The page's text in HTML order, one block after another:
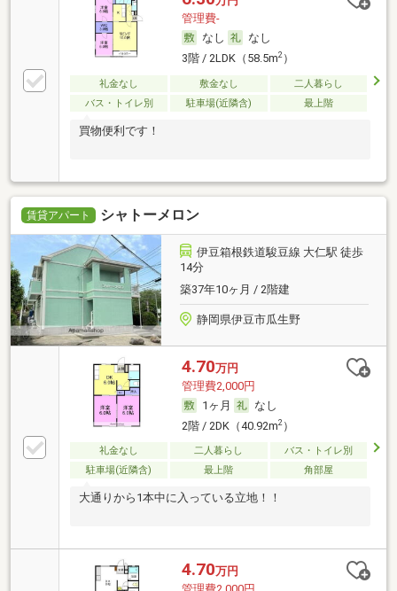
管理費-
なし
なし
3階 / 2LDK（58.5m2）
礼金なし 敷金なし
二人暮らし
バス・トイレ別
駐車場(近隣含) 最上階
買物便利です！
賃貸アパート シャトーメロン
伊豆箱根鉄道駿豆線 大仁駅 徒歩
14分
築37年10ヶ月 / 2階建
静岡県伊豆市瓜生野
4.70万円
管理費2,000円
1ヶ月
なし
2階 / 2DK（40.92m2）
礼金なし 二人暮らし
バス・トイレ別
駐車場(近隣含)
最上階 角部屋
大通りから1本中に入っている立地！！
4.70万円